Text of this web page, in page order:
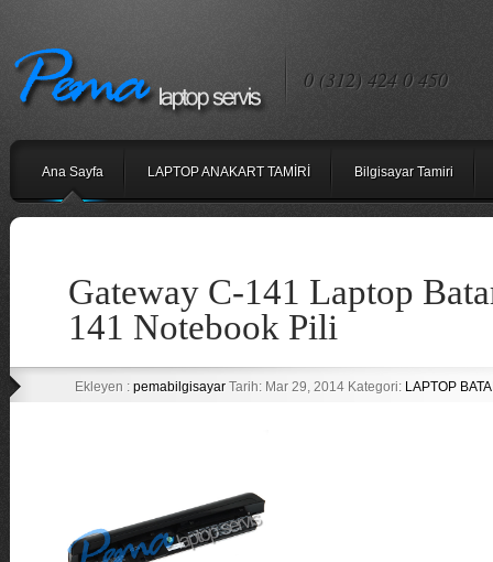
0 (312) 424 0 450
Ana Sayfa LAPTOP ANAKART TAMİRİ Bilgisayar Tamiri
Gateway C-141 Laptop
141 Notebook Pili
Ekleyen : pemabilgisayarTarih: Mar 29, 2014 Kategori: LAPTOP